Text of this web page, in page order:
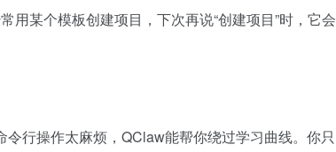
用某个模板创建项目，下次再说“创建项目”时，它会
行操作太麻烦，QClaw能帮你绕过学习曲线。你只